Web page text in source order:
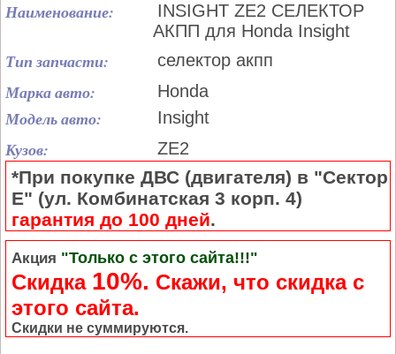
Наименование:
INSIGHT ZE2 СЕЛЕКТОР
АКПП для Honda Insight
Тип запчасти: селектор акпп
Марка авто: Honda
Модель авто: Insight
Кузов: ZE2
*При покупке ДВС (двигателя) в "Сектор
Е" (ул. Комбинатская 3 корп. 4)
гарантия до 100 дней.
Акция "Только с этого сайта!!!"
Скидка 10%. Cкажи, что скидка с
этого сайта.
Скидки не суммируются.